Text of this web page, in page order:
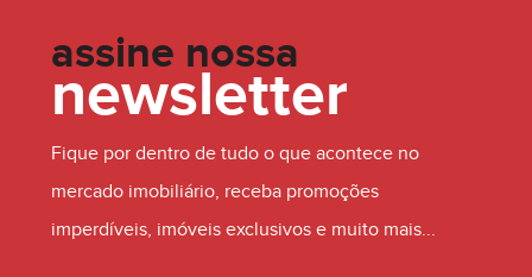
assine nossa
newsletter
Fique por dentro de tudo o que acontece no
mercado imobiliário, receba promoções
imperdíveis, imóveis exclusivos e muito mais...